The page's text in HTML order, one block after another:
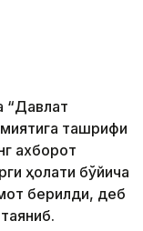
“Давлат
ташрифи
ахборот
ҳолати бўйича
берилди, деб